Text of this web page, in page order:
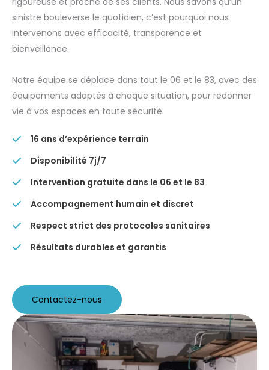
sinistre bouleverse le quotidien, c’est pourquoi nous
intervenons avec efficacité, transparence et
bienveillance.
Notre équipe se déplace dans tout le 06 et le 83, avec des
équipements adaptés à chaque situation, pour redonner
vie à vos espaces en toute sécurité.
16 ans d’expérience terrain
Disponibilité 7j/7
Intervention gratuite dans le 06 et le 83
Accompagnement humain et discret
Respect strict des protocoles sanitaires
Résultats durables et garantis
Contactez-nous